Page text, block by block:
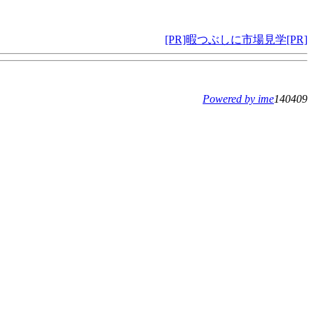
[PR]暇つぶしに市場見学[PR]
Powered by ime140409